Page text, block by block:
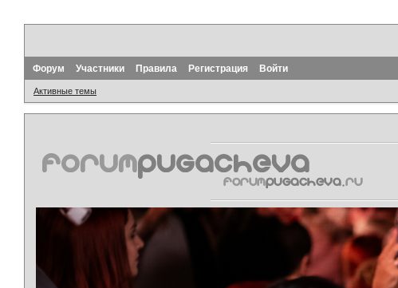
Форум Участники Правила Регистрация Войти
Активные темы